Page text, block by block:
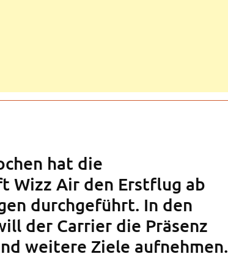
hat die
Wizz Air den Erstflug ab
durchgeführt. In den
der Carrier die Präsenz
weitere Ziele aufnehmen.